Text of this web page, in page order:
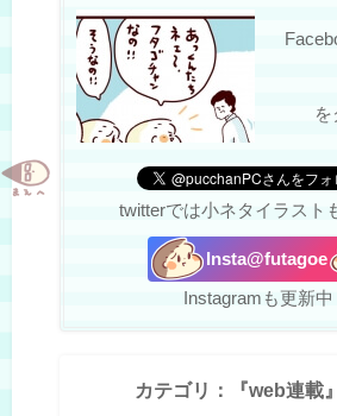
を
twitterでは小ネタイラスト
Insta@futagoe
Instagramも更新中
カテゴリ：『web連載